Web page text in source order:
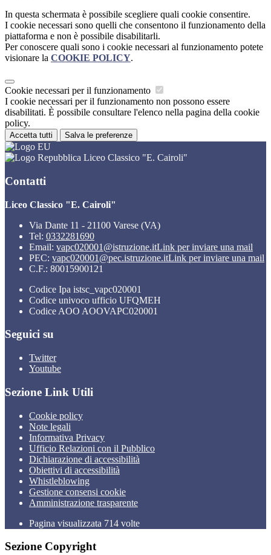
In questa schermata è possibile scegliere quali cookie consentire.
I cookie necessari sono quelli che consentono il funzionamento della
piattaforma e non è possibile disabilitarli.
Per conoscere quali sono i cookie necessari al funzionamento potete
visionare la COOKIE POLICY.
Cookie necessari per il funzionamento
I cookie necessari per il funzionamento non possono essere
disabilitati. È possibile consultare l'elenco nella pagina della cookie
policy.
Accetta tutti Salva le preferenze
Liceo Classico "E. Cairoli"
Contatti
Liceo Classico "E. Cairoli"
Via Dante 11 - 21100 Varese (VA)
Tel: 0332281690
Email: vapc020001@istruzione.itLink per inviare una mail
PEC: vapc020001@pec.istruzione.itLink per inviare una mail
C.F.: 80015900121
Codice Ipa istsc_vapc020001
Codice univoco ufficio UFQMEH
Codice AOO AOOVAPC020001
Seguici su
Twitter
Youtube
Sezione Link Utili
Cookie policy
Note legali
Informativa Privacy
Ufficio Relazioni con il Pubblico
Dichiarazione di accessibilità
Obiettivi di accessibilità
Whistleblowing
Gestione consensi cookie
Amministrazione trasparente
Pagina visualizzata 714 volte
Sezione Copyright